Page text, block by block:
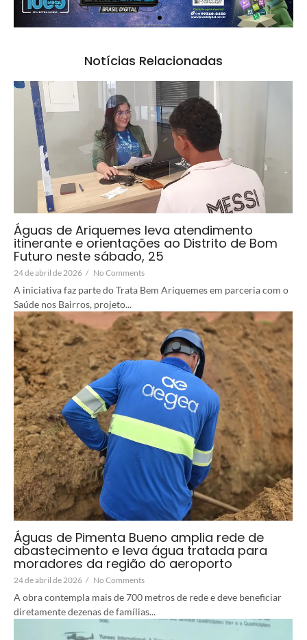
Notícias Relacionadas
Águas de Ariquemes leva atendimento
itinerante e orientações ao Distrito de Bom
Futuro neste sábado, 25
24 de abril de 2026 / No Comments
A iniciativa faz parte do Trata Bem Ariquemes em parceria com o
Saúde nos Bairros, projeto...
Águas de Pimenta Bueno amplia rede de
abastecimento e leva água tratada para
moradores da região do aeroporto
24 de abril de 2026 / No Comments
A obra contempla mais de 700 metros de rede e deve beneficiar
diretamente dezenas de famílias...